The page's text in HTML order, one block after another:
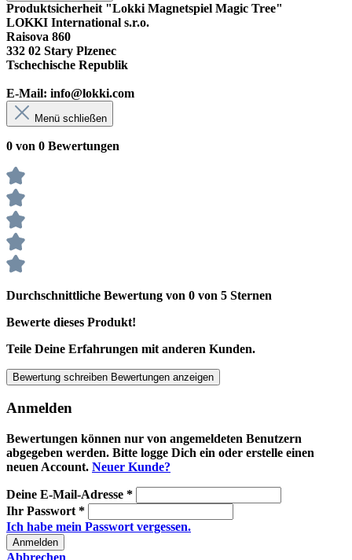
Produktsicherheit "Lokki Magnetspiel Magic Tree"
LOKKI International s.r.o.
Raisova 860
332 02 Stary Plzenec
Tschechische Republik
E-Mail: info@lokki.com
Menü schließen
0 von 0 Bewertungen
Durchschnittliche Bewertung von 0 von 5 Sternen
Bewerte dieses Produkt!
Teile Deine Erfahrungen mit anderen Kunden.
Bewertung schreiben Bewertungen anzeigen
Anmelden
Bewertungen können nur von angemeldeten Benutzern
abgegeben werden. Bitte logge Dich ein oder erstelle einen
neuen Account. Neuer Kunde?
Deine E-Mail-Adresse *
Ihr Passwort *
Ich habe mein Passwort vergessen.
Anmelden
Abbrechen